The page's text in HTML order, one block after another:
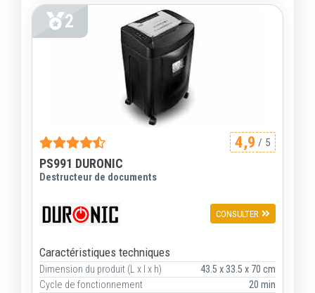
2
4,9 / 5
PS991 DURONIC
Destructeur de documents
CONSULTER
Caractéristiques techniques
Dimension du produit (L x l x h)
43.5 x 33.5 x 70 cm
Cycle de fonctionnement
20 min